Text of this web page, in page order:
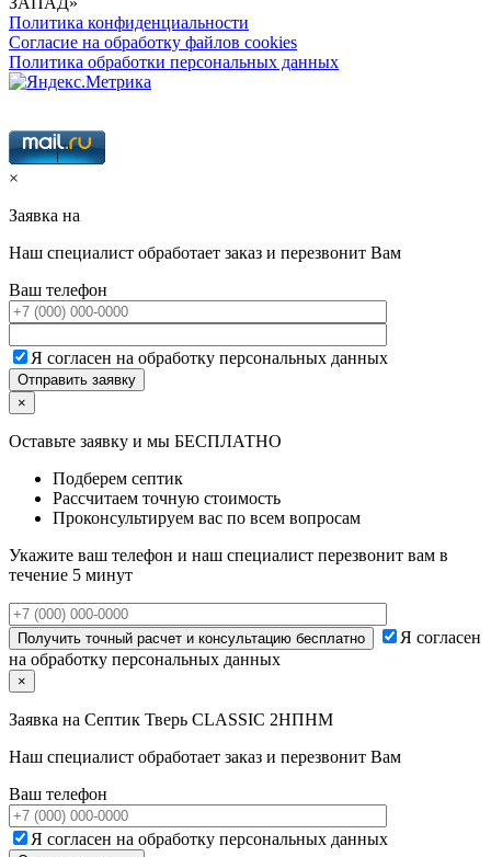
Политика конфиденциальности
Согласие на обработку файлов cookies
Политика обработки персональных данных
×
Заявка на
Наш специалист обработает заказ и перезвонит Вам
Ваш телефон
Я согласен на обработку персональных данных
×
Оставьте заявку и мы БЕСПЛАТНО
Подберем септик
Рассчитаем точную стоимость
Проконсультируем вас по всем вопросам
Укажите ваш телефон и наш специалист перезвонит вам в
течение 5 минут
Я согласен
на обработку персональных данных
×
Заявка на Септик Тверь CLASSIC 2НПНМ
Наш специалист обработает заказ и перезвонит Вам
Ваш телефон
Я согласен на обработку персональных данных